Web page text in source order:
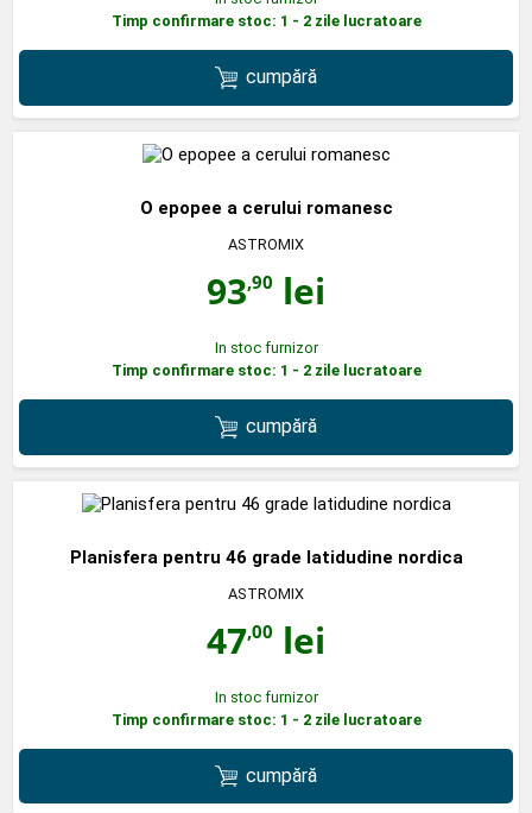
Timp confirmare stoc: 1 - 2 zile lucratoare
cumpără
O epopee a cerului romanesc
ASTROMIX
93,90 lei
In stoc furnizor
Timp confirmare stoc: 1 - 2 zile lucratoare
cumpără
Planisfera pentru 46 grade latidudine nordica
ASTROMIX
47,00 lei
In stoc furnizor
Timp confirmare stoc: 1 - 2 zile lucratoare
cumpără